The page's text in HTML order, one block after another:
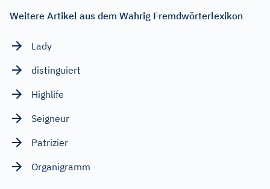
Weitere Artikel aus dem Wahrig Fremdwörterlexikon
Lady
distinguiert
Highlife
Seigneur
Patrizier
Organigramm